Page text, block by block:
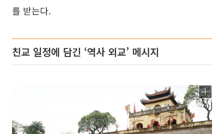
를 받는다.
친교 일정에 담긴 ‘역사 외교’ 메시지